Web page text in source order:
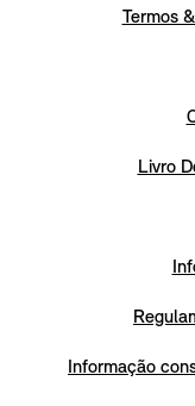
Termos
Livro
Informação